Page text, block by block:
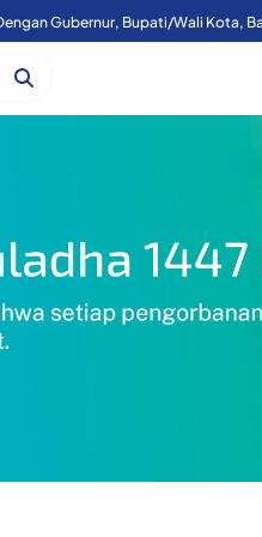
Kelapa Diterima Petani, PT